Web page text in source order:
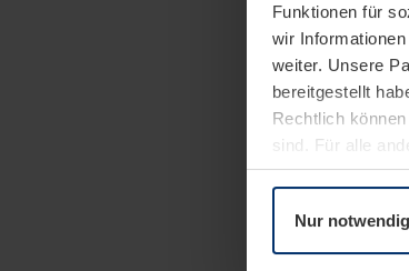
Funktionen für
wir
weiter. Unsere
bereitgestellt
Rechtlich
sind. Für alle
Erläuterung auf
Nur